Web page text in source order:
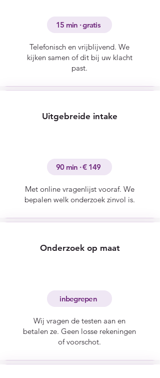
15 min · gratis
Telefonisch en vrijblijvend. We
kijken samen of dit bij uw klacht
past.
Uitgebreide intake
90 min · € 149
Met online vragenlijst vooraf. We
bepalen welk onderzoek zinvol is.
Onderzoek op maat
inbegrepen
Wij vragen de testen aan en
betalen ze. Geen losse rekeningen
of voorschot.